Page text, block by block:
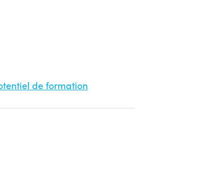
de formation